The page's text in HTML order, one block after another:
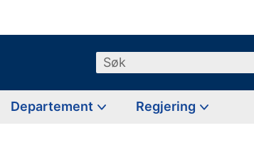
Søk
Departement Regjering